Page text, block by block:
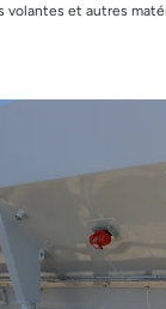
volantes et autres